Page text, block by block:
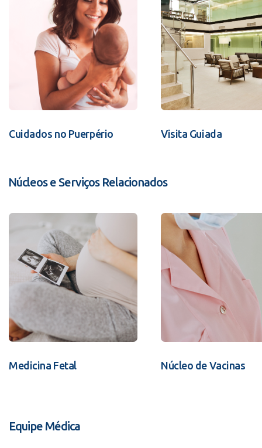
Cuidados no Puerpério Visita Guiada
Núcleos e Serviços Relacionados
Medicina Fetal Núcleo de Vacinas
Equipe Médica